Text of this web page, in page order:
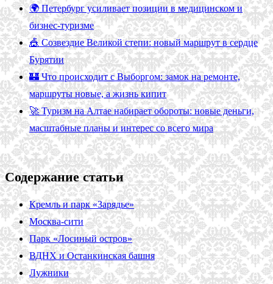
🌍 Петербург усиливает позиции в медицинском и
бизнес-туризме
🎪 Созвездие Великой степи: новый маршрут в сердце
Бурятии
🏰 Что происходит с Выборгом: замок на ремонте,
маршруты новые, а жизнь кипит
🚀 Туризм на Алтае набирает обороты: новые деньги,
масштабные планы и интерес со всего мира
Содержание статьи
Кремль и парк «Зарядье»
Москва-сити
Парк «Лосиный остров»
ВДНХ и Останкинская башня
Лужники